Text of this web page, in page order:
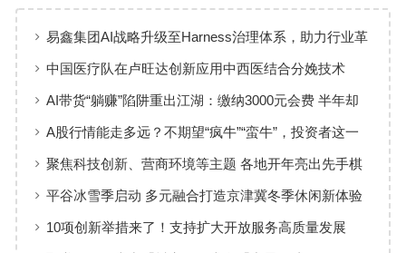
易鑫集团AI战略升级至Harness治理体系，助力行业革
新
中国医疗队在卢旺达创新应用中西医结合分娩技术
AI带货“躺赚”陷阱重出江湖：缴纳3000元会费 半年却
仅卖出13元
A股行情能走多远？不期望“疯牛”“蛮牛”，投资者这一
操作最致命
聚焦科技创新、营商环境等主题 各地开年亮出先手棋
平谷冰雪季启动 多元融合打造京津冀冬季休闲新体验
10项创新举措来了！支持扩大开放服务高质量发展